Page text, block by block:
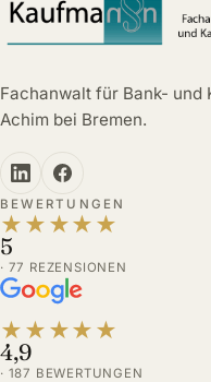
Fachanwalt für Bank- und
Achim bei Bremen.
BEWERTUNGEN
★ ★ ★★ ★
5
· 77 REZENSIONEN
★ ★ ★★ ★
4,9
· 187 BEWERTUNGEN